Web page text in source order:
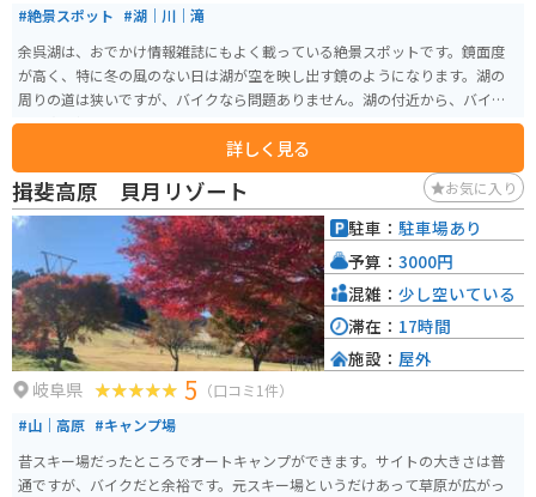
#絶景スポット #湖｜川｜滝
余呉湖は、おでかけ情報雑誌にもよく載っている絶景スポットです。鏡面度
が高く、特に冬の風のない日は湖が空を映し出す鏡のようになります。湖の
周りの道は狭いですが、バイクなら問題ありません。湖の付近から、バイク
の写真を撮ると映えます。
詳しく見る
揖斐高原 貝月リゾート お気に入り
岐阜県 5 （口コミ1件）
#山｜高原 #キャンプ場
昔スキー場だったところでオートキャンプができます。サイトの大きさは普
通ですが、バイクだと余裕です。元スキー場というだけあって草原が広がっ
駐車： 駐車場あり
予算： 3000円
混雑： 少し空いている
滞在： 17時間
施設： 屋外